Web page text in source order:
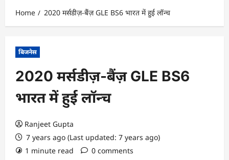
Home 2020 मर्सडीज़-बैंज़ GLE BS6 भारत में हुई लॉन्च
बिजनेस
2020 मर्सडीज़-बैंज़ GLE BS6
भारत में हुई लॉन्च
Ranjeet Gupta
7 years ago (Last updated: 7 years ago)
1 minute read
0 comments